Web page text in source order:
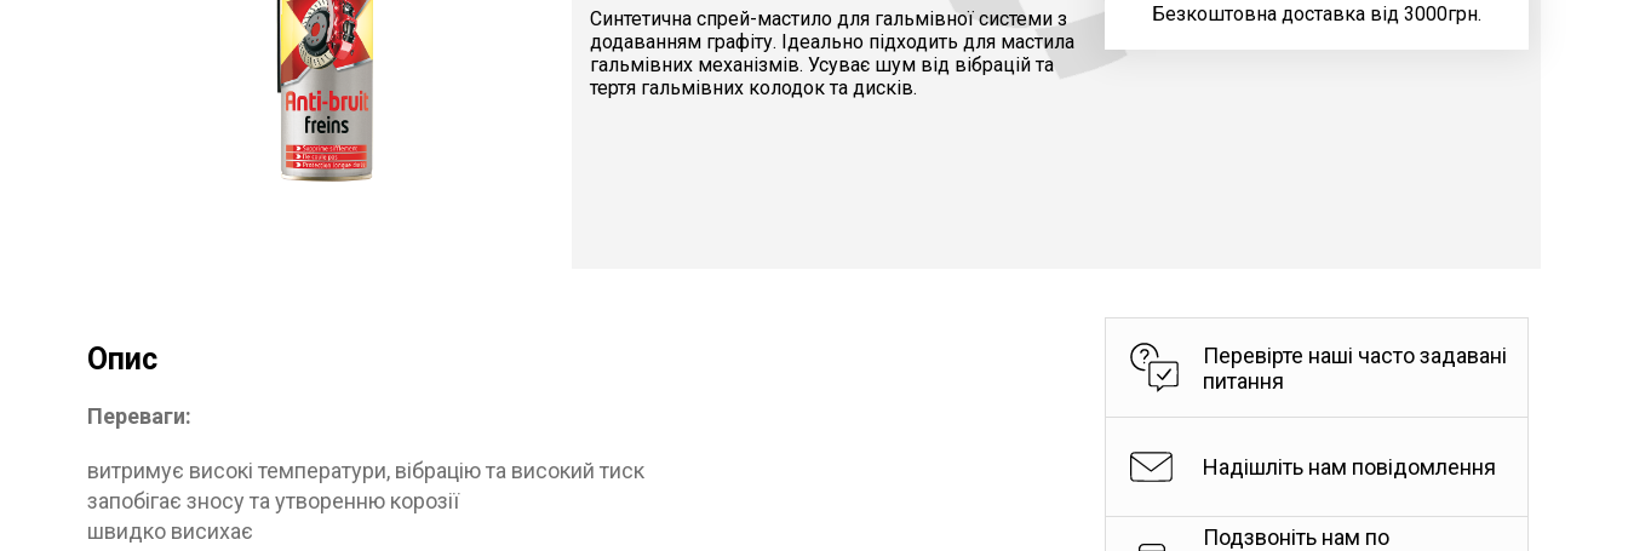
ПОВЕРНЕННЯ ТА ОБМIН
ЗАХИСТ ВIД ПIДРОБОК
Синтетична спрей-мастило для гальмівної системи з
додаванням графіту. Ідеально підходить для мастила
гальмівних механізмів. Усуває шум від вібрацій та
тертя гальмівних колодок та дисків.
Безкоштовна доставка від 3000грн.
Опис
Переваги:
витримує високі температури, вібрацію та високий тиск
запобігає зносу та утворенню корозії
швидко висихає
Перевірте наші часто задавані
питання
Надішліть нам повідомлення
Подзвоніть нам по